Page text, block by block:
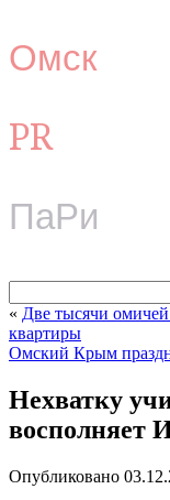
Омск
PR
ПаРи
« Две тысячи омичей
квартиры
Омский Крым
Нехватку
восполняет
Опубликовано